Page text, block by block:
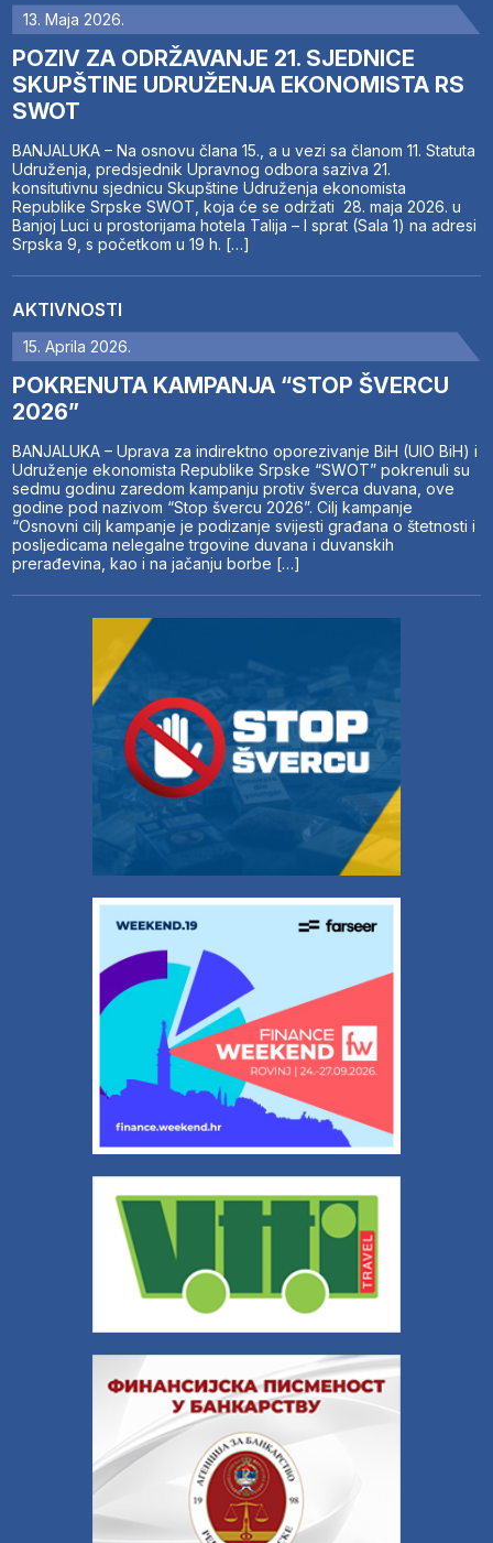
13. Maja 2026.
POZIV ZA ODRŽAVANJE 21. SJEDNICE
SKUPŠTINE UDRUŽENJA EKONOMISTA RS
SWOT
BANJALUKA – Na osnovu člana 15., a u vezi sa članom 11. Statuta
Udruženja, predsjednik Upravnog odbora saziva 21.
konsitutivnu sjednicu Skupštine Udruženja ekonomista
Republike Srpske SWOT, koja će se održati 28. maja 2026. u
Banjoj Luci u prostorijama hotela Talija – I sprat (Sala 1) na adresi
Srpska 9, s početkom u 19 h. […]
AKTIVNOSTI
15. Aprila 2026.
POKRENUTA KAMPANJA “STOP ŠVERCU
2026”
BANJALUKA – Uprava za indirektno oporezivanje BiH (UIO BiH) i
Udruženje ekonomista Republike Srpske “SWOT” pokrenuli su
sedmu godinu zaredom kampanju protiv šverca duvana, ove
godine pod nazivom “Stop švercu 2026”. Cilj kampanje
“Osnovni cilj kampanje je podizanje svijesti građana o štetnosti i
posljedicama nelegalne trgovine duvana i duvanskih
prerađevina, kao i na jačanju borbe […]